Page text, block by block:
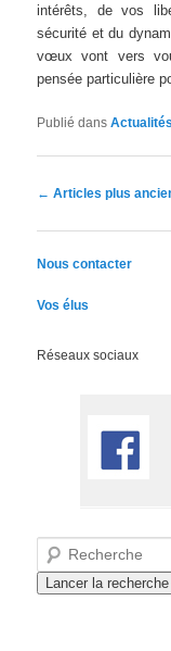
intérêts, de vos
sécurité et du
vœux vont vers
pensée particulière
Publié dans Actualités
Navigation des
← Articles plus
Nous contacter
Vos élus
Réseaux sociaux
Recherche